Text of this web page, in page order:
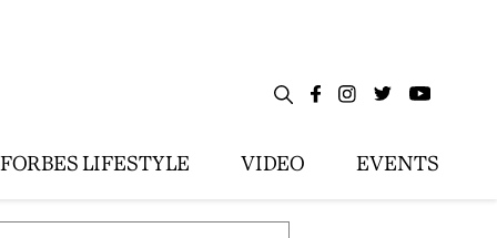
FORBES LIFESTYLE VIDEO EVENTS